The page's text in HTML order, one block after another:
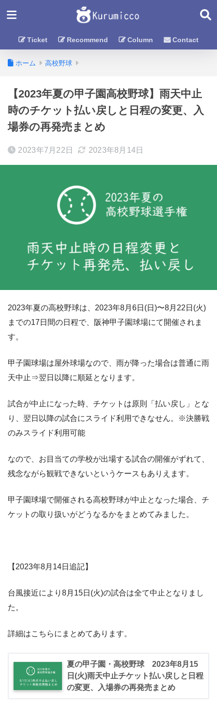
Ticket Recommend Column Contact
ホーム 高校野球
【2023年夏の甲子園高校野球】雨天中止
時のチケット払い戻しと日程の変更、入
場券の再発売まとめ
2023年7月22日 2023年8月14日
2023年夏の高校野球は、2023年8月6日(日)〜8月22日(火)
までの17日間の日程で、阪神甲子園球場にて開催されま
す。
甲子園球場は屋外球場なので、雨が降った場合は普通に雨
天中止⇒翌日以降に順延となります。
試合が中止になった時、チケットは原則「払い戻し」とな
り、翌日以降の試合にスライド利用できなせん。※決勝戦
のみスライド利用可能
なので、お目当ての学校が出場する試合の開催がずれて、
残念ながら観戦できないというケースもありえます。
甲子園球場で開催される高校野球が中止となった場合、チ
ケットの取り扱いがどうなるかをまとめてみました。
【2023年8月14日追記】
台風接近により8月15日(火)の試合は全て中止となりまし
た。
詳細はこちらにまとめてあります。
夏の甲子園・高校野球 2023年8月15
日(火)雨天中止チケット払い戻しと日程
の変更、入場券の再発売まとめ